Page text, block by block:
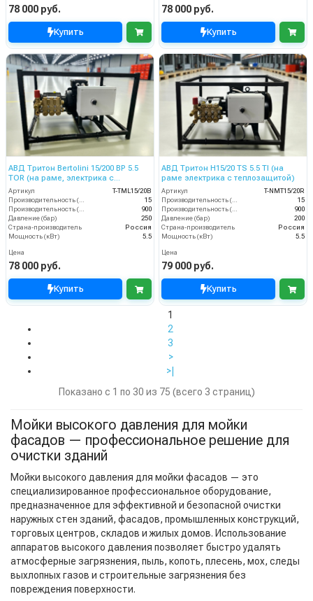
78 000 руб.
Купить
78 000 руб.
Купить
АВД Тритон Bertolini 15/200 BP 5.5
TOR (на раме, электрика с
теплозащитой)
Артикул
T-TML15/20B
Производительность (л/мин)
15
Производительность (л/ч)
900
Давление (бар)
250
Страна-производитель
Россия
Мощность (кВт)
5.5
Цена
78 000 руб.
Купить
АВД Тритон H15/20 TS 5.5 TI (на
раме электрика с теплозащитой)
Артикул
T-NMT15/20R
Производительность (л/мин)
15
Производительность (л/ч)
900
Давление (бар)
200
Страна-производитель
Россия
Мощность (кВт)
5.5
Цена
79 000 руб.
Купить
1
2
3
>
>|
Показано с 1 по 30 из 75 (всего 3 страниц)
Мойки высокого давления для мойки
фасадов — профессиональное решение для
очистки зданий
Мойки высокого давления для мойки фасадов — это
специализированное профессиональное оборудование,
предназначенное для эффективной и безопасной очистки
наружных стен зданий, фасадов, промышленных конструкций,
торговых центров, складов и жилых домов. Использование
аппаратов высокого давления позволяет быстро удалять
атмосферные загрязнения, пыль, копоть, плесень, мох, следы
выхлопных газов и строительные загрязнения без
повреждения поверхности.